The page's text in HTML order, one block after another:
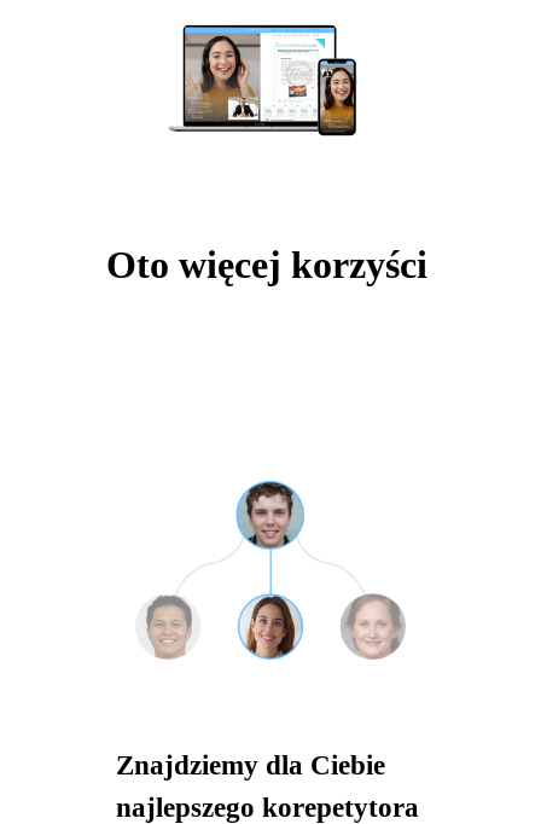
Oto więcej korzyści
Znajdziemy dla Ciebie
najlepszego korepetytora